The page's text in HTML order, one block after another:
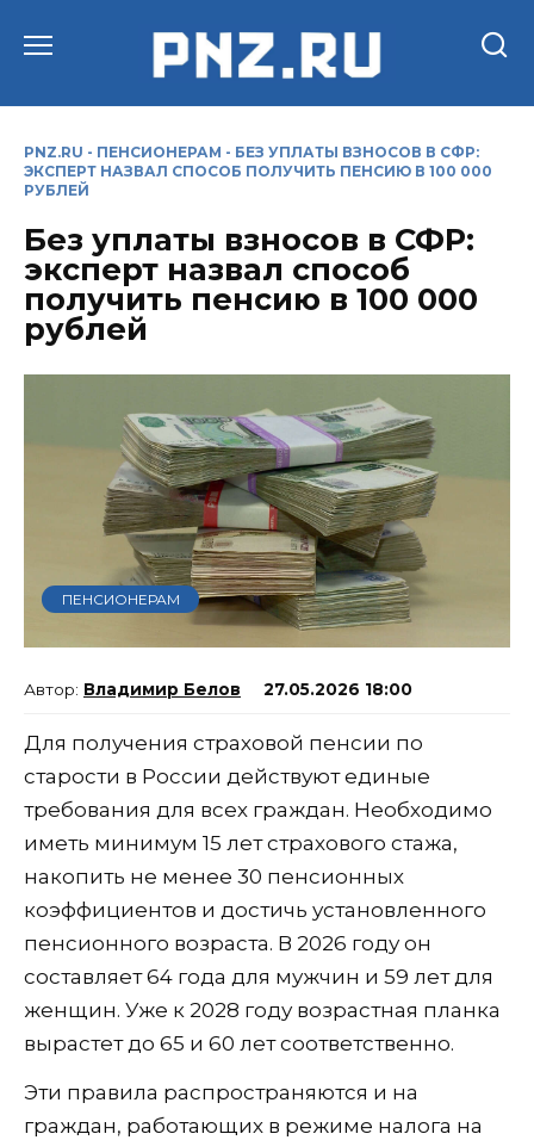
PNZ.RU - ПЕНСИОНЕРАМ - БЕЗ УПЛАТЫ ВЗНОСОВ В СФР:
ЭКСПЕРТ НАЗВАЛ СПОСОБ ПОЛУЧИТЬ ПЕНСИЮ В 100 000
РУБЛЕЙ
Без уплаты взносов в СФР:
эксперт назвал способ
получить пенсию в 100 000
рублей
ПЕНСИОНЕРАМ
Владимир Белов 27.05.2026 18:00
Для получения страховой пенсии по
старости в России действуют единые
требования для всех граждан. Необходимо
иметь минимум 15 лет страхового стажа,
накопить не менее 30 пенсионных
коэффициентов и достичь установленного
пенсионного возраста. В 2026 году он
составляет 64 года для мужчин и 59 лет для
женщин. Уже к 2028 году возрастная планка
вырастет до 65 и 60 лет соответственно.
Эти правила распространяются и на
граждан, работающих в режиме налога на